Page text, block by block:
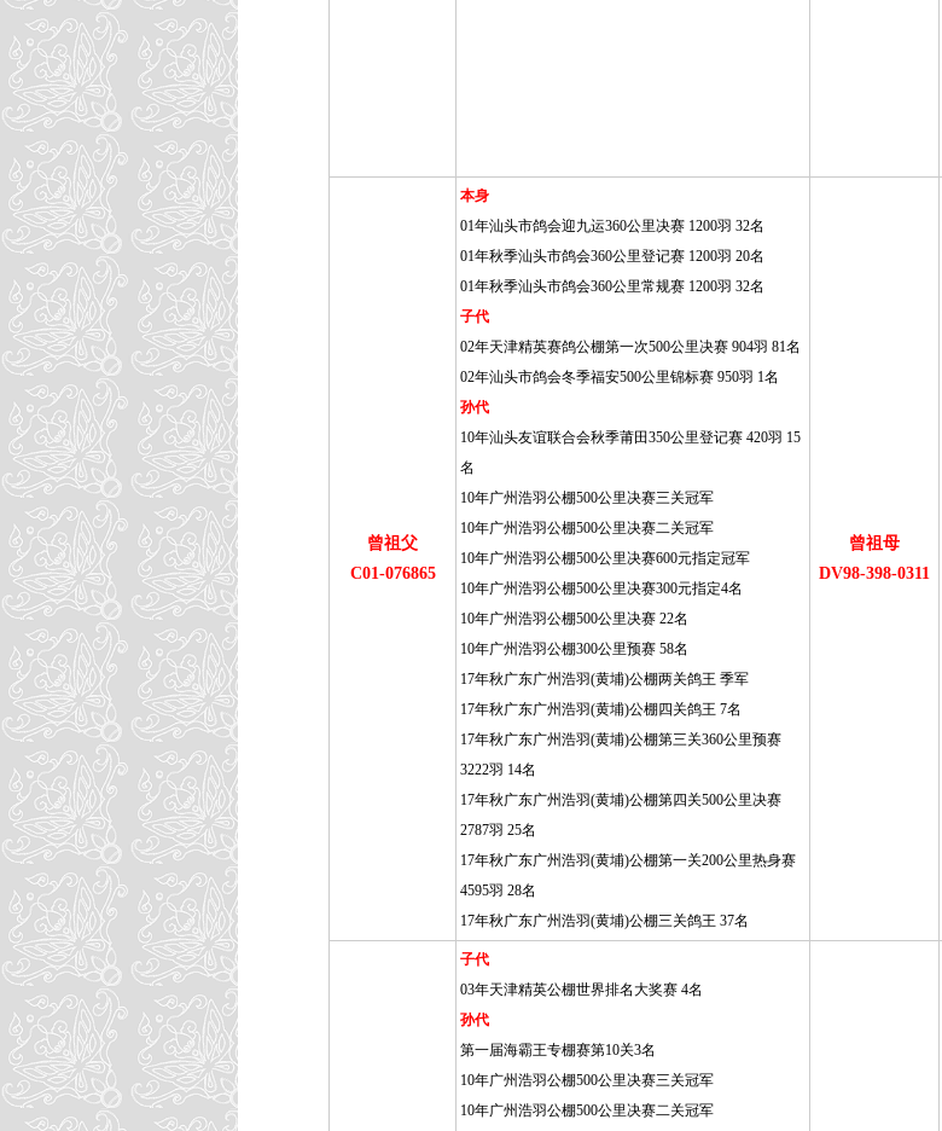
曾祖父
C01-076865
本身
01年汕头市鸽会迎九运360公里决赛 1200羽 32名
01年秋季汕头市鸽会360公里登记赛 1200羽 20名
01年秋季汕头市鸽会360公里常规赛 1200羽 32名
子代
02年天津精英赛鸽公棚第一次500公里决赛 904羽 81名
02年汕头市鸽会冬季福安500公里锦标赛 950羽 1名
孙代
10年汕头友谊联合会秋季莆田350公里登记赛 420羽 15
名
10年广州浩羽公棚500公里决赛三关冠军
10年广州浩羽公棚500公里决赛二关冠军
10年广州浩羽公棚500公里决赛600元指定冠军
10年广州浩羽公棚500公里决赛300元指定4名
10年广州浩羽公棚500公里决赛 22名
10年广州浩羽公棚300公里预赛 58名
17年秋广东广州浩羽(黄埔)公棚两关鸽王 季军
17年秋广东广州浩羽(黄埔)公棚四关鸽王 7名
17年秋广东广州浩羽(黄埔)公棚第三关360公里预赛
3222羽 14名
17年秋广东广州浩羽(黄埔)公棚第四关500公里决赛
2787羽 25名
17年秋广东广州浩羽(黄埔)公棚第一关200公里热身赛
4595羽 28名
17年秋广东广州浩羽(黄埔)公棚三关鸽王 37名
曾祖母
DV98-398-0311
子代
03年天津精英公棚世界排名大奖赛 4名
孙代
第一届海霸王专棚赛第10关3名
10年广州浩羽公棚500公里决赛三关冠军
10年广州浩羽公棚500公里决赛二关冠军